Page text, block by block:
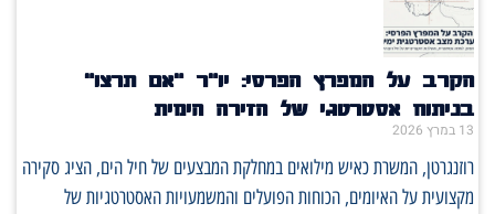
הקרב על המפרץ הפרסי: יו"ר "אם תרצו"
בניתוח אסטרטגי של הזירה הימית
13 במרץ 2026
רוזנגרטן, המשרת כאיש מילואים במחלקת המבצעים של חיל הים, הציג סקירה
מקצועית על האיומים, הכוחות הפועלים והמשמעויות האסטרטגיות של